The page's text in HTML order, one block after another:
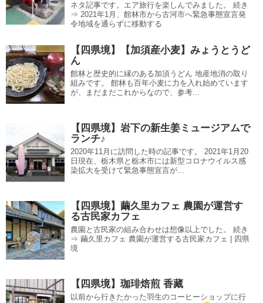
ネタ記事です。エア旅行を楽しんでみました。 続き
⇒ 2021年1月、館林市から古河市へ緊急事態宣言発
令地域を通らずに移動する
【四県境】【加須産小麦】みょうとうど
ん
館林と歴史的に縁のある加須うどん 地産地消の取り
組みです。 館林も百年小麦に力を入れ始めています
が、まだまだこれからなので、参考...
【四県境】岩下の新生姜ミュージアムで
ランチ♪
2020年11月に訪問した時の記事です。 2021年1月20
日現在、栃木県と栃木市には新型コロナウイルス感
染拡大を受けて緊急事態宣言が...
【四県境】繭久里カフェ 農園が運営す
る古民家カフェ
農園と古民家の組み合わせは想像以上でした。 続き
⇒ 繭久里カフェ 農園が運営する古民家カフェ | 四県
境
【四県境】珈琲焙煎 香藏
以前から行きたかった羽生のコーヒーショップに行